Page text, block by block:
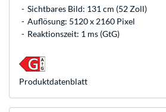
Sichtbares Bild: 131 cm (52 Zoll)
Auflösung: 5120 x 2160 Pixel
Reaktionszeit: 1 ms (GtG)
Produkt­datenblatt